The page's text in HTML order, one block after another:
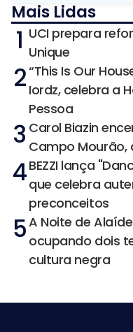
Mais Lidas
1 UCI prepara
Unique
2“This Is Our
Iordz, celebra a
Pessoa
3 Carol Biazin
Campo Mourão,
4BEZZI lança
que celebra
preconceitos
5A Noite de
ocupando dois
cultura negra